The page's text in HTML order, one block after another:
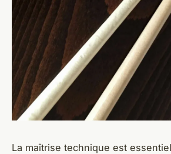
La maîtrise technique est